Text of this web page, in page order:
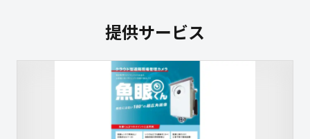
提供サービス